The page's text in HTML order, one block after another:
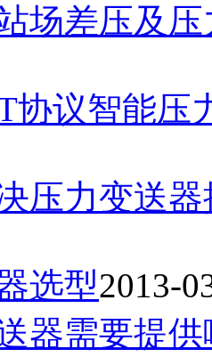
场差压及
协议智能压
压力变送
选型2013-
器需要提